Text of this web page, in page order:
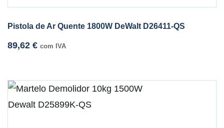
Pistola de Ar Quente 1800W DeWalt D26411-QS
89,62 € com IVA